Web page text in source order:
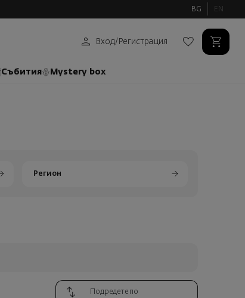
BG EN
Вход/ Регистрация
Събития Mystery box
Регион